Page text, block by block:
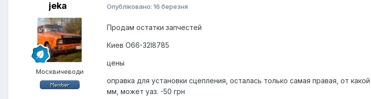
jeka
Москвичеводи
Опубліковано: 16 березня
Продам остатки запчестей
Киев О66-З2І8785
цены
оправка для установки сцепления, осталась только самая правая, от
мм, может уаз. -50 грн